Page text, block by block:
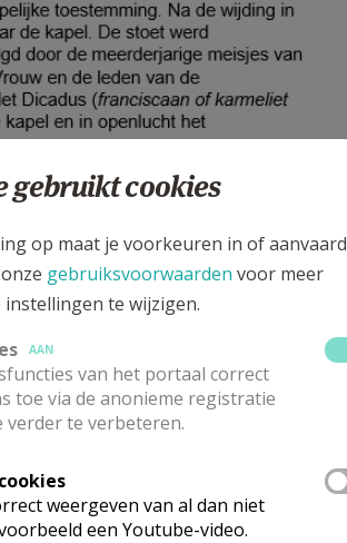
gebruikt cookies
op maat je voorkeuren in of aanvaard
gebruiksvoorwaarden voor meer
te wijzigen.
AAN
van het portaal correct
toe via de anonieme registratie
verder te verbeteren.
weergeven van al dan niet
een Youtube-video.